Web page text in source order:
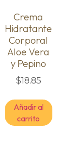
Crema
Hidratante
Corporal
Aloe Vera
y Pepino
$18.85
Añadir al
carrito